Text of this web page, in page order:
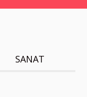
SANAT